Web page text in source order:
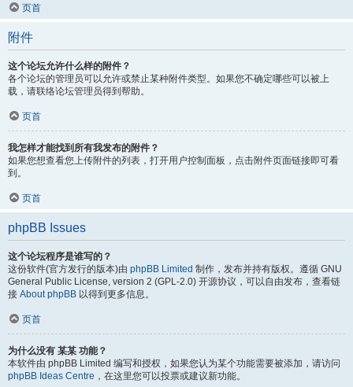
页首
附件
这个论坛允许什么样的附件？
各个论坛的管理员可以允许或禁止某种附件类型。如果您不确定哪些可以被上
载，请联络论坛管理员得到帮助。
页首
我怎样才能找到所有我发布的附件？
如果您想查看您上传附件的列表，打开用户控制面板，点击附件页面链接即可看
到。
页首
phpBB Issues
这个论坛程序是谁写的？
这份软件(官方发行的版本)由 phpBB Limited 制作，发布并持有版权。遵循 GNU
General Public License, version 2 (GPL-2.0) 开源协议，可以自由发布，查看链
接 About phpBB 以得到更多信息。
页首
为什么没有 某某 功能？
本软件由 phpBB Limited 编写和授权，如果您认为某个功能需要被添加，请访问
phpBB Ideas Centre ，在这里您可以投票或建议新功能。